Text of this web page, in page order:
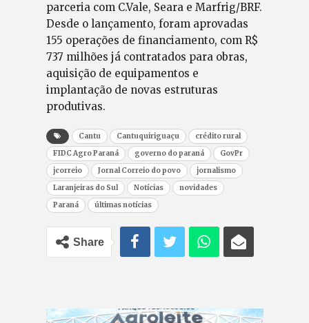
parceria com C.Vale, Seara e Marfrig/BRF.
Desde o lançamento, foram aprovadas
155 operações de financiamento, com R$
737 milhões já contratados para obras,
aquisição de equipamentos e
implantação de novas estruturas
produtivas.
Cantu Cantuquiriguaçu
crédito rural
FIDC Agro Paraná
governo do paraná
GovPr
jcorreio
Jornal Correio do povo
jornalismo
Laranjeiras do Sul
Notícias
novidades
Paraná
últimas notícias
Share